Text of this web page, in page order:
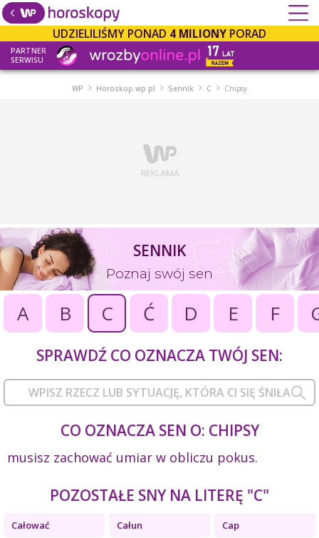
UDZIELILIŚMY PONAD 4 MILIONY PORAD
PARTNER
SERWISU
WP Horoskop.wp.pl Sennik C Chipsy
SENNIK
Poznaj swój sen
A B C Ć D E F
SPRAWDŹ CO OZNACZA TWÓJ SEN:
CO OZNACZA SEN O: CHIPSY
musisz zachować umiar w obliczu pokus.
POZOSTAŁE SNY NA LITERĘ "C"
Całować Całun Cap